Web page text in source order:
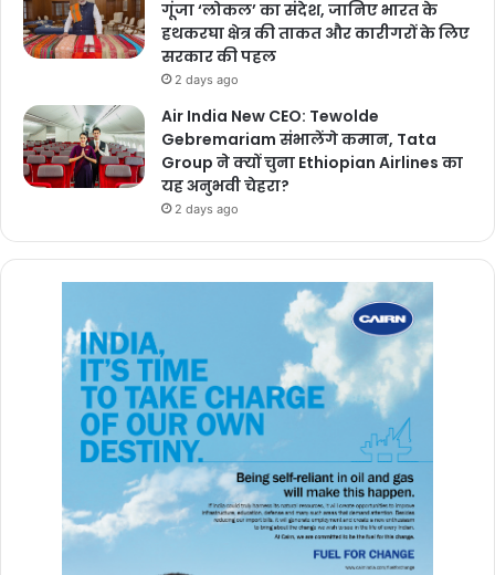
गूंजा ‘लोकल’ का संदेश, जानिए भारत के
हथकरघा क्षेत्र की ताकत और कारीगरों के लिए
सरकार की पहल
2 days ago
Air India New CEO: Tewolde
Gebremariam संभालेंगे कमान, Tata
Group ने क्यों चुना Ethiopian Airlines का
यह अनुभवी चेहरा?
2 days ago